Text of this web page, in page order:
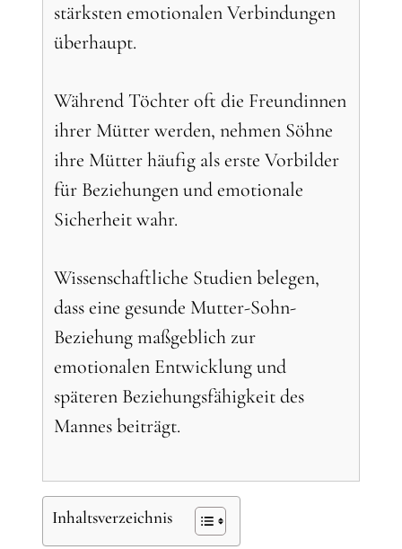
stärksten emotionalen Verbindungen
überhaupt.
Während Töchter oft die Freundinnen
ihrer Mütter werden, nehmen Söhne
ihre Mütter häufig als erste Vorbilder
für Beziehungen und emotionale
Sicherheit wahr.
Wissenschaftliche Studien belegen,
dass eine gesunde Mutter-Sohn-
Beziehung maßgeblich zur
emotionalen Entwicklung und
späteren Beziehungsfähigkeit des
Mannes beiträgt.
Inhaltsverzeichnis